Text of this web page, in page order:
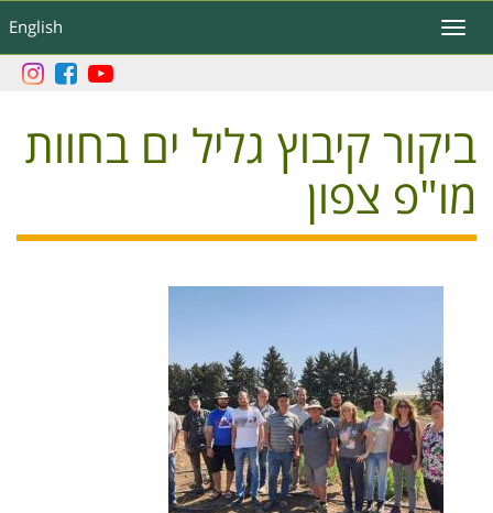
לתוכן
העיקרי
English
Toggle
navigation
ביקור קיבוץ גליל ים בחוות
מו"פ צפון